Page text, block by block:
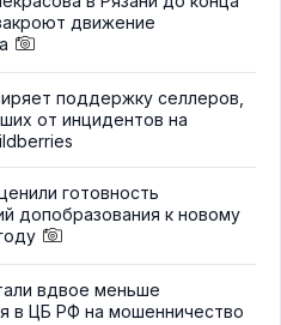
движение
поддержку селлеров,
от инцидентов на
готовность
допобразования к новому
вдвое меньше
в ЦБ РФ на мошенничество